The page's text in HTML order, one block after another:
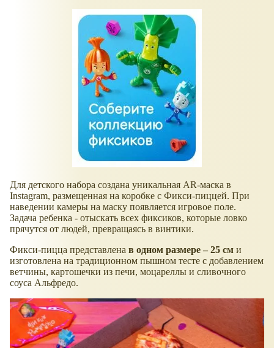
Для детского набора создана уникальная AR-маска в
Instagram, размещенная на коробке с Фикси-пиццей. При
наведении камеры на маску появляется игровое поле.
Задача ребенка - отыскать всех фиксиков, которые ловко
прячутся от людей, превращаясь в винтики.
Фикси-пицца представлена в одном размере – 25 см и
изготовлена на традиционном пышном тесте с добавлением
ветчины, картошечки из печи, моцареллы и сливочного
соуса Альфредо.